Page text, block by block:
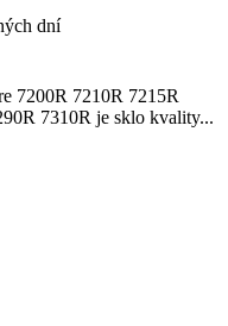
dní
7200R 7210R 7215R
7310R je sklo kvality...